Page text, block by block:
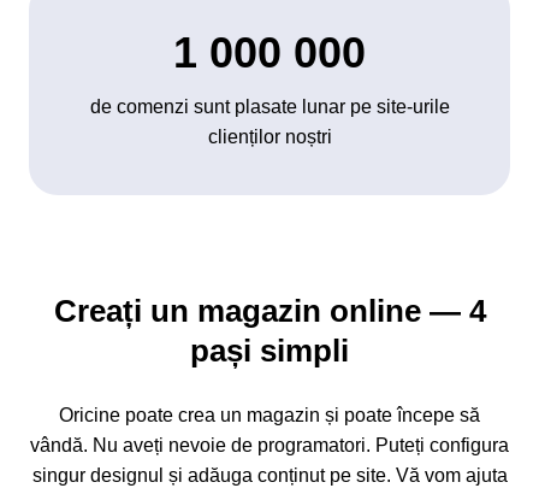
1 000 000
de comenzi sunt plasate lunar pe site-urile
clienților noștri
Creați un magazin online — 4
pași simpli
Oricine poate crea un magazin și poate începe să
vândă. Nu aveți nevoie de programatori. Puteți configura
singur designul și adăuga conținut pe site. Vă vom ajuta